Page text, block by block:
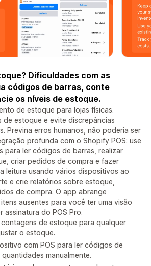
Dificuldades com as
códigos de barras, conte
os níveis de estoque.
de estoque para lojas físicas.
de estoque e evite discrepâncias
Previna erros humanos, não poderia ser
profunda com o Shopify POS: use
para ler códigos de barras, realizar
criar pedidos de compra e fazer
leitura usando vários dispositivos ao
e crie relatórios sobre estoque,
de compra. O app abrange
ausentes para você ter uma visão
assinatura do POS Pro.
de estoque para qualquer
o estoque.
com POS para ler códigos de
manualmente.